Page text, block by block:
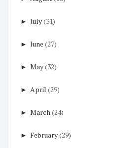
► July(31)
► June (27)
► May(32)
► April (29)
► March(24)
► February(29)